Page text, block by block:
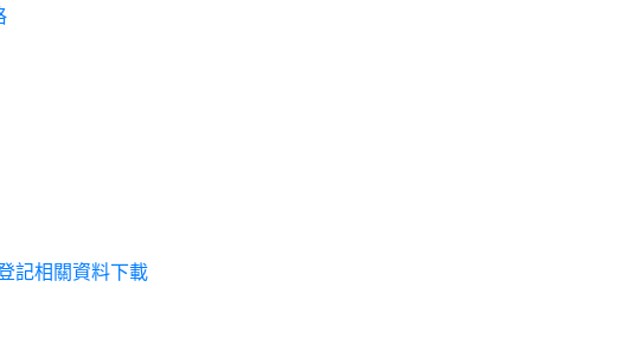
記相關資料下載